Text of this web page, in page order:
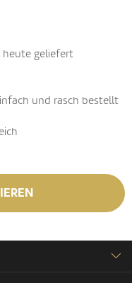
heute geliefert
und rasch bestellt